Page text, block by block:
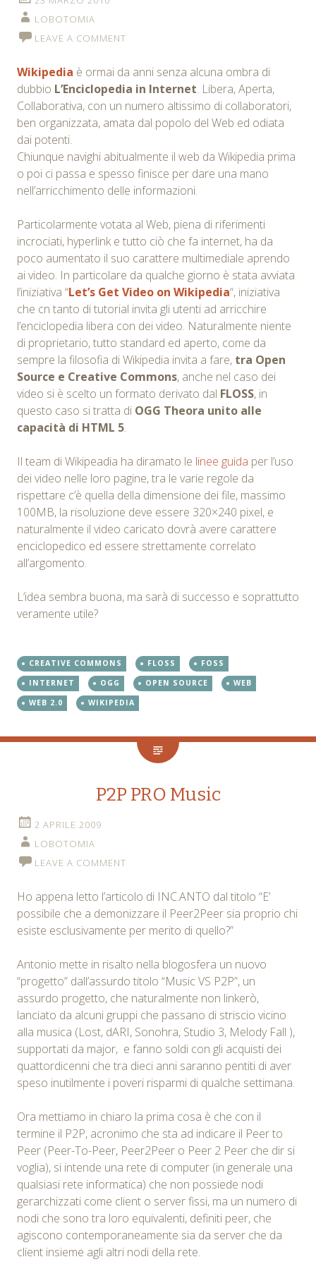
LOBOTOMIA
LEAVE A COMMENT
Wikipedia è ormai da anni senza alcuna ombra di
dubbio L’Enciclopedia in Internet. Libera, Aperta,
Collaborativa, con un numero altissimo di collaboratori,
ben organizzata, amata dal popolo del Web ed odiata
dai potenti.
Chiunque navighi abitualmente il web da Wikipedia prima
o poi ci passa e spesso finisce per dare una mano
nell’arricchimento delle informazioni.
Particolarmente votata al Web, piena di riferimenti
incrociati, hyperlink e tutto ciò che fa internet, ha da
poco aumentato il suo carattere multimediale aprendo
ai video. In particolare da qualche giorno è stata avviata
l’iniziativa “Let’s Get Video on Wikipedia“, iniziativa
che cn tanto di tutorial invita gli utenti ad arricchire
l’enciclopedia libera con dei video. Naturalmente niente
di proprietario, tutto standard ed aperto, come da
sempre la filosofia di Wikipedia invita a fare, tra Open
Source e Creative Commons, anche nel caso dei
video si è scelto un formato derivato dal FLOSS, in
questo caso si tratta di OGG Theora unito alle
capacità di HTML 5.
Il team di Wikipeadia ha diramato le linee guida per l’uso
dei video nelle loro pagine, tra le varie regole da
rispettare c’è quella della dimensione dei file, massimo
100MB, la risoluzione deve essere 320×240 pixel, e
naturalmente il video caricato dovrà avere carattere
enciclopedico ed essere strettamente correlato
all’argomento.
L’idea sembra buona, ma sarà di successo e soprattutto
veramente utile?
CREATIVE COMMONS FLOSS
FOSS
INTERNET
OGG OPEN SOURCE
WEB
WEB 2.0
WIKIPEDIA
P2P PRO Music
2 APRILE 2009
LOBOTOMIA
LEAVE A COMMENT
Ho appena letto l’articolo di INC.ANTO dal titolo “E’
possibile che a demonizzare il Peer2Peer sia proprio chi
esiste esclusivamente per merito di quello?”
Antonio mette in risalto nella blogosfera un nuovo
“progetto” dall’assurdo titolo “Music VS P2P”, un
assurdo progetto, che naturalmente non linkerò,
lanciato da alcuni gruppi che passano di striscio vicino
alla musica (Lost, dARI, Sonohra, Studio 3, Melody Fall ),
supportati da major, e fanno soldi con gli acquisti dei
quattordicenni che tra dieci anni saranno pentiti di aver
speso inutilmente i poveri risparmi di qualche settimana.
Ora mettiamo in chiaro la prima cosa è che con il
termine il P2P, acronimo che sta ad indicare il Peer to
Peer (Peer-To-Peer, Peer2Peer o Peer 2 Peer che dir si
voglia), si intende una rete di computer (in generale una
qualsiasi rete informatica) che non possiede nodi
gerarchizzati come client o server fissi, ma un numero di
nodi che sono tra loro equivalenti, definiti peer, che
agiscono contemporaneamente sia da server che da
client insieme agli altri nodi della rete.